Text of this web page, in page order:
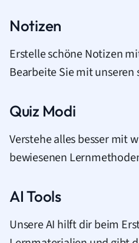
Notizen
Erstelle schöne Notizen
Bearbeite Sie mit unseren
Quiz Modi
Verstehe alles besser mit
bewiesenen
AI Tools
Unsere AI hilft dir beim